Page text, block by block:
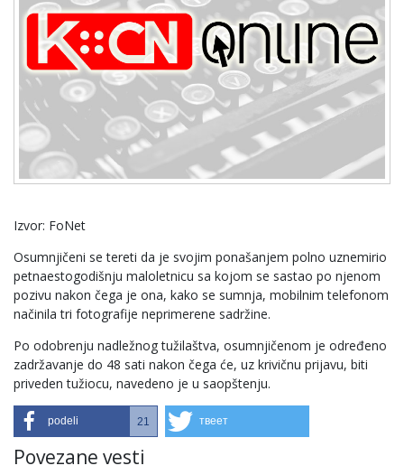
Izvor: FoNet
Osumnjičeni se tereti da je svojim ponašanjem polno uznemirio
petnaestogodišnju maloletnicu sa kojom se sastao po njenom
pozivu nakon čega je ona, kako se sumnja, mobilnim telefonom
načinila tri fotografije neprimerene sadržine.
Po odobrenju nadležnog tužilaštva, osumnjičenom je određeno
zadržavanje do 48 sati nakon čega će, uz krivičnu prijavu, biti
priveden tužiocu, navedeno je u saopštenju.
podeli 21 твеет
Povezane vesti